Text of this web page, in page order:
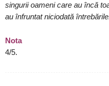
singurii oameni care au încă
au înfruntat niciodată
Nota
4/5.